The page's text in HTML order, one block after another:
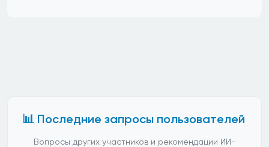
📊 Последние запросы пользователей
Вопросы других участников и рекомендации ИИ-